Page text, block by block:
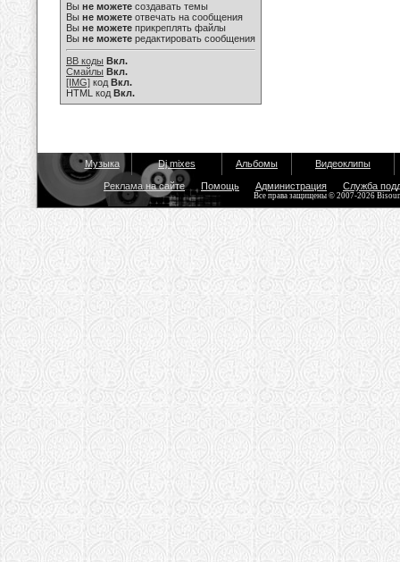
Вы не можете создавать темы
Вы не можете отвечать на сообщения
Вы не можете прикреплять файлы
Вы не можете редактировать сообщения
BB коды Вкл.
Смайлы Вкл.
[IMG] код Вкл.
HTML код Вкл.
Музыка Dj mixes Альбомы Видеоклипы
Реклама на сайте Помощь Администрация Служба
Все права защищены © 2007-2026